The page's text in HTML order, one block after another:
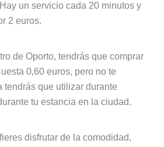
un servicio cada 20 minutos y
2 euros.
de Oporto, tendrás que comprar
0,60 euros, pero no te
tendrás que utilizar durante
tu estancia en la ciudad.
disfrutar de la comodidad,